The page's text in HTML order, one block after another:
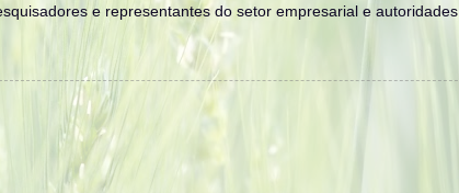
e representantes do setor empresarial e autoridades